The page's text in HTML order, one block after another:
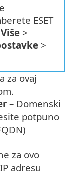
ESET
Više >
>
za ovaj
– Domenski
potpuno
za ovo
adresu